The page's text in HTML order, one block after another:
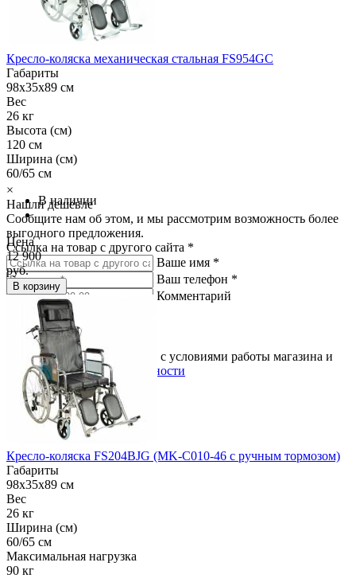
Кресло-коляска механическая стальная FS954GC
Габариты
98x35x89 см
Вес
26 кг
Высота (см)
120 см
Ширина (см)
60/65 см
В наличии
Цена
12 900
руб.
В корзину
Кресло-коляска FS204BJG (MK-C010-46 с ручным тормозом)
Габариты
98x35x89 см
Вес
26 кг
Ширина (см)
60/65 см
Максимальная нагрузка
90 кг
×
Нашли дешевле
Сообщите нам об этом, и мы рассмотрим возможность более
выгодного предложения.
Ссылка на товар с другого сайта *
Ваше имя *
Ваш телефон *
Комментарий
Подтверждаю, что согласен с условиями работы магазина и
политикой конфиденциальности